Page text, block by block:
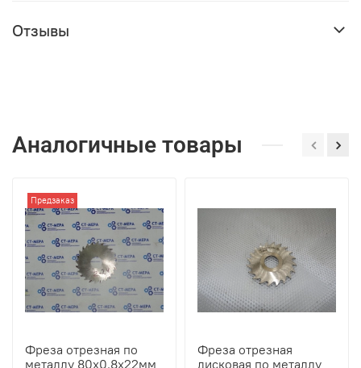
Отзывы
Аналогичные товары
Предзаказ
Фреза отрезная по
металлу 80х0.8х22мм
Фреза отрезная
дисковая по металлу